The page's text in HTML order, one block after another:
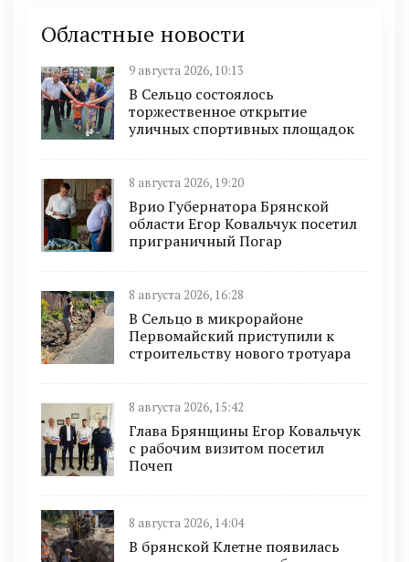
Областные новости
9 августа 2026, 10:13
В Сельцо состоялось
торжественное открытие
уличных спортивных площадок
8 августа 2026, 19:20
Врио Губернатора Брянской
области Егор Ковальчук посетил
приграничный Погар
8 августа 2026, 16:28
В Сельцо в микрорайоне
Первомайский приступили к
строительству нового тротуара
8 августа 2026, 15:42
Глава Брянщины Егор Ковальчук
с рабочим визитом посетил
Почеп
8 августа 2026, 14:04
В брянской Клетне появилась